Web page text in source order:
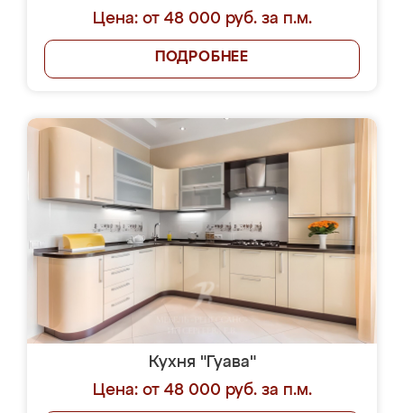
Цена: от 48 000 руб. за п.м.
ПОДРОБНЕЕ
Кухня "Гуава"
Цена: от 48 000 руб. за п.м.